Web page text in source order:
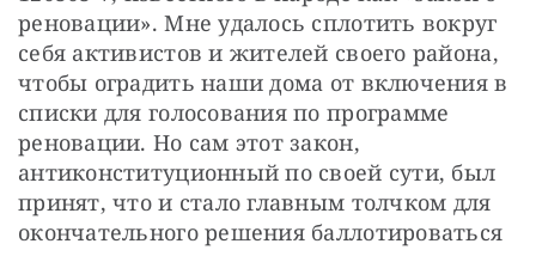
реновации». Мне удалось сплотить вокруг
себя активистов и жителей своего района,
чтобы оградить наши дома от включения в
списки для голосования по программе
реновации. Но сам этот закон,
антиконституционный по своей сути, был
принят, что и стало главным толчком для
окончательного решения баллотироваться